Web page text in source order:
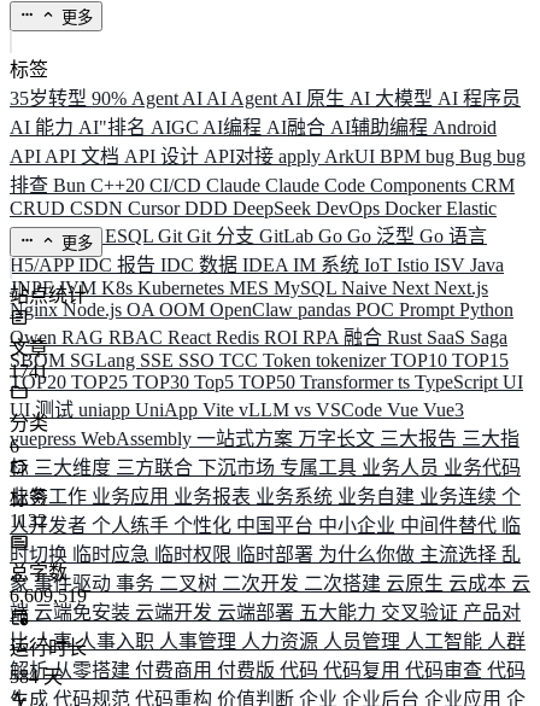
更多
标签
35岁转型 90% Agent AI AI Agent AI 原生 AI 大模型 AI 程序员
AI 能力 AI"排名 AIGC AI编程 AI融合 AI辅助编程 Android
API API 文档 API 设计 API对接 apply ArkUI BPM bug Bug bug
排查 Bun C++20 CI/CD Claude Claude Code Components CRM
CRUD CSDN CursorDDD DeepSeek DevOps DockerElastic
ELK ElysiaESQL Git Git 分支 GitLab Go Go 泛型 Go 语言
H5/APPIDC 报告 IDC 数据 IDEA IM 系统 IoT Istio ISV Java
JNPFJVM K8s Kubernetes MES MySQL Naive Next Next.js
NginxNode.js OA OOM OpenClaw pandas POC Prompt Python
Qwen RAG RBAC React Redis ROI RPA 融合 Rust SaaS Saga
SBOM SGLang SSE SSO TCC Token tokenizerTOP10 TOP15
TOP20 TOP25 TOP30 Top5 TOP50 Transformerts TypeScript UI
UI 测试 uniapp UniApp Vite vLLM vs VSCode Vue Vue3
vuepress WebAssembly 一站式方案 万字长文 三大报告 三大指
标 三大维度 三方联合 下沉市场 专属工具 业务人员 业务代码
业务工作 业务应用 业务报表 业务系统 业务自建 业务连续 个
人开发者 个人练手 个性化 中国平台 中小企业 中间件替代 临
时切换 临时应急 临时权限 临时部署 为什么你做 主流选择 乱
象 事件驱动 事务 二叉树 二次开发 二次搭建 云原生 云成本 云
端 云端免安装 云端开发 云端部署 五大能力 交叉验证 产品对
比人事人事入职 人事管理 人力资源 人员管理 人工智能 人群
解析从零搭建 付费商用 付费版 代码 代码复用 代码审查 代码
生成 代码规范 代码重构 价值判断 企业 企业后台 企业应用 企
更多
站点统计
文章
1741
分类
6
标签
1132
总字数
6,609,519
运行时长
584 天